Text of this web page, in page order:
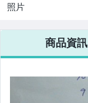
照片
商品資訊